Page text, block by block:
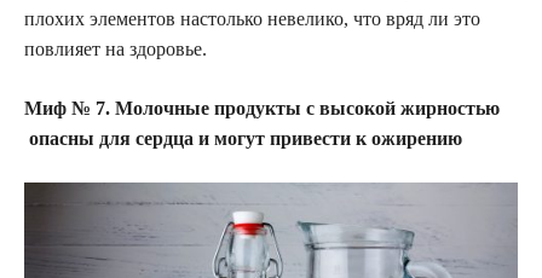
плохих элементов настолько невелико, что вряд ли это
повлияет на здоровье.
Миф № 7. Молочные продукты с высокой жирностью
опасны для сердца и могут привести к ожирению